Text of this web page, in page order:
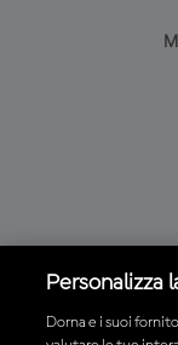
Personalizza
Dorna e i suoi